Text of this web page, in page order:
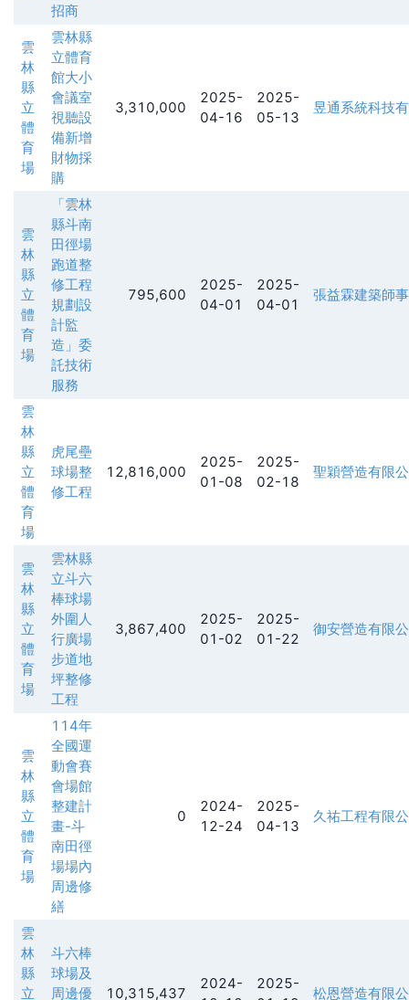
招商
雲
林
縣
立
體
育
場
雲林縣
立體育
館大小
會議室
視聽設
備新增
財物採
購
3,310,000
2025-
04-16
2025-
05-13
昱通系統科技
雲
林
縣
立
體
育
場
「雲林
縣斗南
田徑場
跑道整
修工程
規劃設
計監
造」委
託技術
服務
795,600
2025-
04-01
2025-
04-01
張益霖建築師
雲
林
縣
立
體
育
場
虎尾壘
球場整
修工程
12,816,000
2025-
01-08
2025-
02-18
聖穎營造有限
雲
林
縣
立
體
育
場
雲林縣
立斗六
棒球場
外圍人
行廣場
步道地
坪整修
工程
3,867,400
2025-
01-02
2025-
01-22
御安營造有限
雲
林
縣
立
體
育
場
114年
全國運
動會賽
會場館
整建計
畫-斗
南田徑
場場內
周邊修
繕
0
2024-
12-24
2025-
04-13
久祐工程有限
雲
林
縣
立
斗六棒
球場及
周邊優
10,315,437
2024-
2025-
松恩營造有限